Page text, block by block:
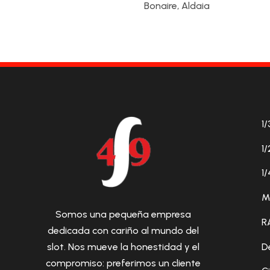
Bonaire, Aldaia
Somos una pequeña empresa
dedicada con cariño al mundo del
slot. Nos mueve la honestidad y el
compromiso: preferimos un cliente